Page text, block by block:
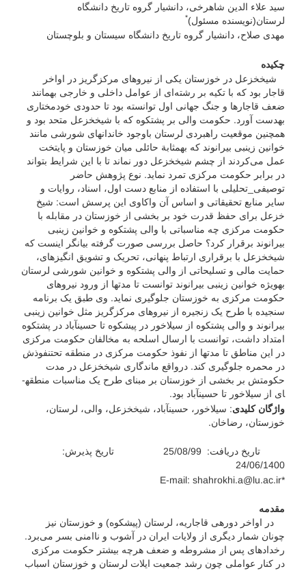
سید علاء الدین شاهرخی، دانشیار گروه تاریخ دانشگاه
لرستان(نویسنده مسئول)*
مهدی صلاح، دانشیار گروه تاریخ دانشگاه سیستان و بلوچستان
چکیده
شیخ­خزعل در خوزستان یکی از نیروهای مرکزگریز در اواخر
قاجار بود که با تکیه بر رشته‌ای از عوامل داخلی و خارجی به­مانند
ضعف قاجارها و جنگ جهانی اول توانسته بود تا حدودی خودمختاری
به­دست آورد. حکومت والی بر پشتکوه که با شیخ­خزعل متحد بود و
همچنین موقعیت راهبردی لرستان باوجود خاندان­های شورشی مانند
خوانین زینبی بیرانوند که به­مثابة حائلی میان خوزستان و پایتخت
عمل می‌کردند از چشم شیخ­خزعل دور نماند تا با این شرایط بتواند
در برابر حکومت مرکزی تمرد نماید. نوع پژوهش حاضر
توصیفی_تحلیلی با استفاده از منابع دست اول، اسناد، روایات و
سایر منابع تحقیقاتی و اساس آن واکاوی این پرسش است: شیخ
خزعل برای حفظ قدرت خود بر بخشی از خوزستان در مقابله با
حکومت مرکزی چه مناسباتی با والی پشتکوه و خوانین زینبی
بیرانوند برقرار کرد؟ حاصل بررسی صورت گرفته بیانگر اینست که
شیخ­خزعل با برقراری ارتباط پنهانی، تحریک و تشویق انگیزه­ای،
حمایت مالی و تسلیحاتی از والی پشتکوه و خوانین شورشی لرستان
به­ویژه خوانین زینبی بیرانوند توانست تا مدت­ها از ورود نیروهای
حکومت مرکزی به خوزستان جلوگیری نماید. وی طبق یک برنامه
سنجیده با طرح یک زنجیره از نیروهای مرکزگریز مثل خوانین زینبی
بیرانوند و والی پشتکوه از سیلاخور در پیشکوه تا حسین­آباد در پشتکوه
امتداد داشت، توانست با ارسال اسلحه به مخالفان حکومت مرکزی
در این مناطق تا مدت­ها از نفوذ حکومت مرکزی در منطقه تحت­نفوذش
در محمره جلوگیری کند. درواقع ماندگاری شیخ­خزعل در مدت
حکومتش بر بخشی از خوزستان بر مبنای طرح یک مناسبات منطقه­
ای از سیلاخور تا حسین­آباد بود.
واژگان کلیدی: سیلاخور، حسین­آباد، شیخ­خزعل، والی، لرستان،
خوزستان، رضاخان.
تاریخ دریافت: 25/08/99 تاریخ پذیرش:
24/06/1400
*E-mail: shahrokhi.a@lu.ac.ir
مقدمه
در اواخر دوره­ی قاجاریه، لرستان (پیشکوه) و خوزستان نیز
چونان شمار دیگری از ولایات ایران در آشوب و ناامنی بسر می‌برد.
رخدادهای پس از مشروطه و ضعف هرچه بیشتر حکومت مرکزی
در کنار عواملی چون رشد جمعیت ایلات لرستان و خوزستان اسباب